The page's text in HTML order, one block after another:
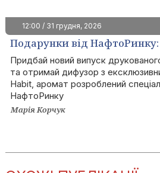
12:00 / 31 грудня, 2026
Подарунки від
дифузор за 400 грн
Придбай новий випуск
та отримай дифузор з
Habit, аромат розроблений
НафтоРинку
Марія Корчук